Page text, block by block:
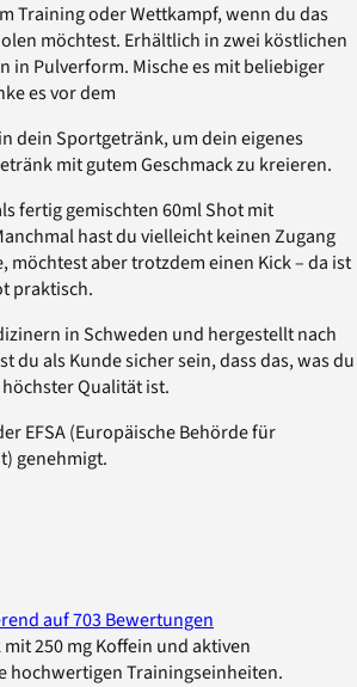
Training oder Wettkampf, wenn du das
möchtest. Erhältlich in zwei köstlichen
in Pulverform. Mische es mit beliebiger
es vor dem
dein Sportgetränk, um dein eigenes
mit gutem Geschmack zu kreieren.
fertig gemischten 60ml Shot mit
hast du vielleicht keinen Zugang
möchtest aber trotzdem einen Kick – da ist
praktisch.
in Schweden und hergestellt nach
du als Kunde sicher sein, dass das, was du
Qualität ist.
EFSA (Europäische Behörde für
genehmigt.
auf 703 Bewertungen
250 mg Koffein und aktiven
hochwertigen Trainingseinheiten.